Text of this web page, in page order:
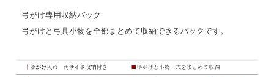
弓がけ専用収納バック
弓がけと弓具小物を全部まとめて収納できるバックです。